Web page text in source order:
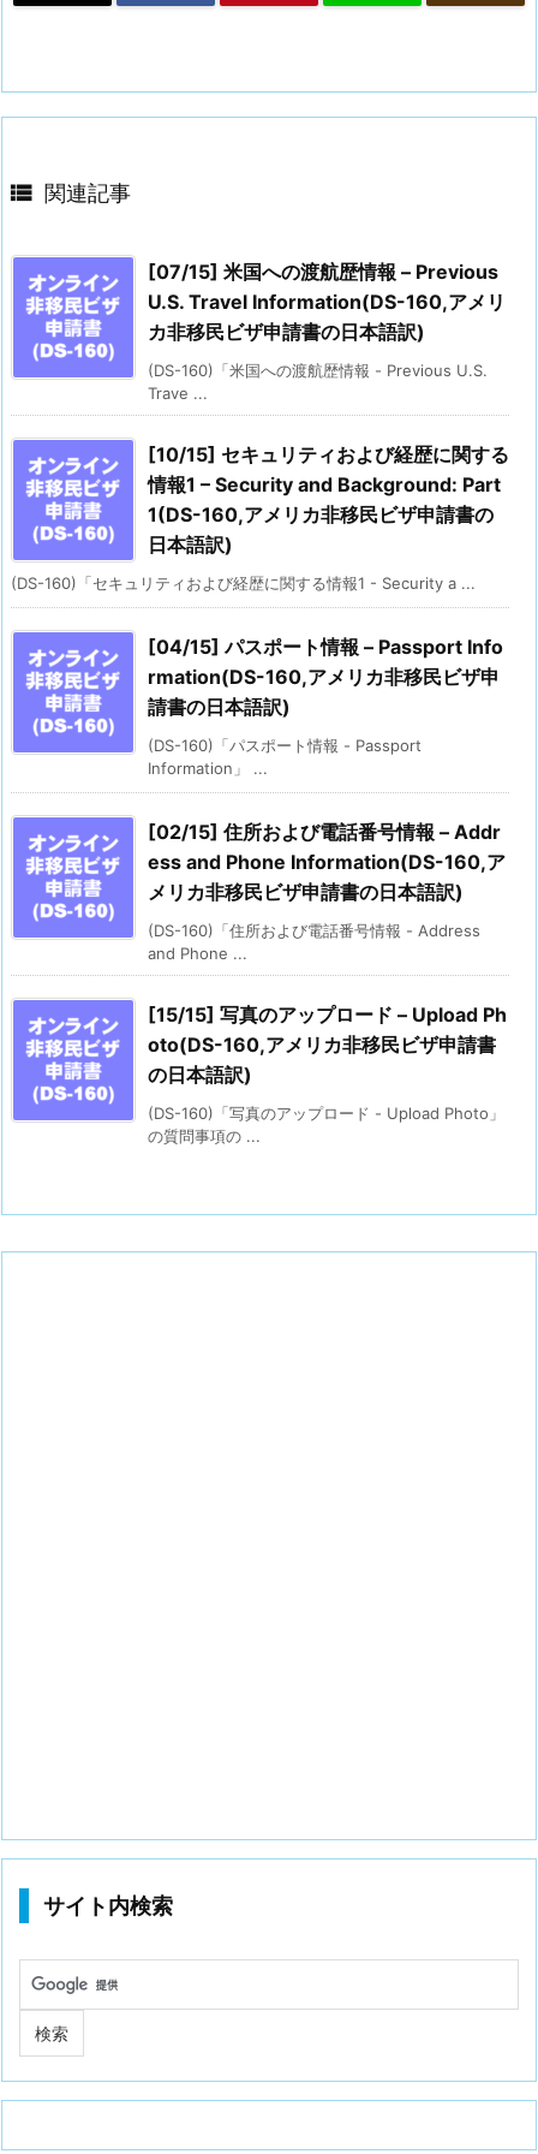
 関連記事
[07/15] 米国への渡航歴情報 – Previous
U.S. Travel Information(DS-160,アメリ
カ非移民ビザ申請書の日本語訳)
(DS-160)「米国への渡航歴情報 - Previous U.S.
Trave ...
[10/15] セキュリティおよび経歴に関する
情報1 – Security and Background: Part
1(DS-160,アメリカ非移民ビザ申請書の
日本語訳)
(DS-160)「セキュリティおよび経歴に関する情報1 - Security a ...
[04/15] パスポート情報 – Passport Info
rmation(DS-160,アメリカ非移民ビザ申
請書の日本語訳)
(DS-160)「パスポート情報 - Passport
Information」 ...
[02/15] 住所および電話番号情報 – Addr
ess and Phone Information(DS-160,ア
メリカ非移民ビザ申請書の日本語訳)
(DS-160)「住所および電話番号情報 - Address
and Phone ...
[15/15] 写真のアップロード – Upload Ph
oto(DS-160,アメリカ非移民ビザ申請書
の日本語訳)
(DS-160)「写真のアップロード - Upload Photo」
の質問事項の ...
サイト内検索